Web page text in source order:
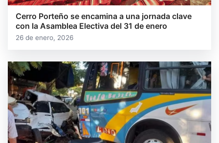
Cerro Porteño se encamina a una jornada clave
con la Asamblea Electiva del 31 de enero
26 de enero, 2026